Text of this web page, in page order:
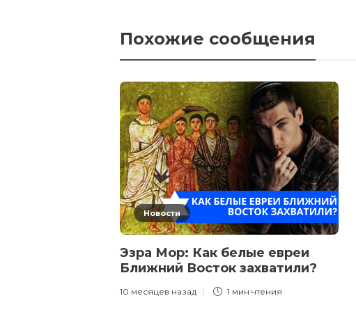
Похожие сообщения
Новости
Эзра Мор: Как белые евреи
Ближний Восток захватили?
10 месяцев назад 1 мин чтения